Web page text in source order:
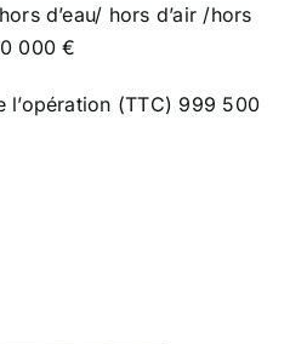
d’eau/ hors d’air /hors
000 €
l’opération (TTC) 999 500